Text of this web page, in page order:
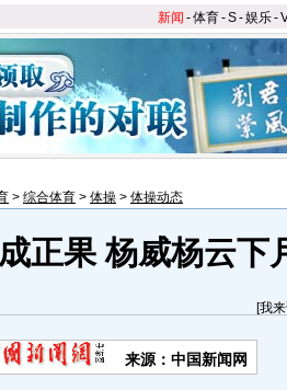
新闻 -体育-S-娱乐-
> 综合体育 > 体操 > 体操动态
正果 杨威杨云下
[我
来源：中国新闻网